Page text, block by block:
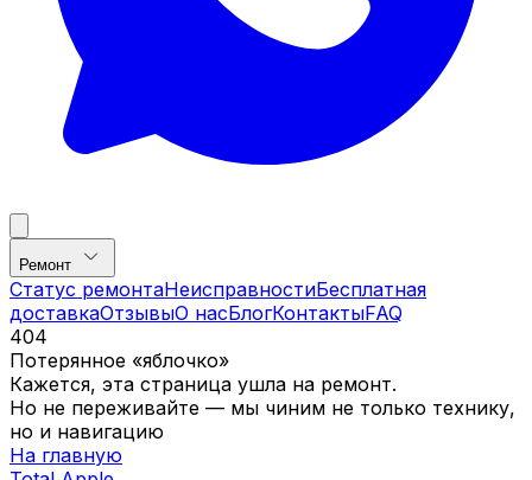
Ремонт
Статус ремонтаНеисправностиБесплатная
доставкаОтзывыО насБлогКонтактыFAQ
404
Потерянное «яблочко»
Кажется, эта страница ушла на ремонт.
Но не переживайте — мы чиним не только технику,
но и навигацию
На главную